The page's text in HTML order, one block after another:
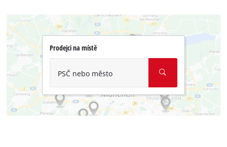
Prodejci na místě
PSČ nebo město